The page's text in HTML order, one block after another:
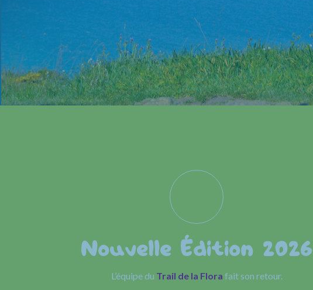
Nouvelle Édition 2026
L’équipe du Trail de la Flora fait son retour.